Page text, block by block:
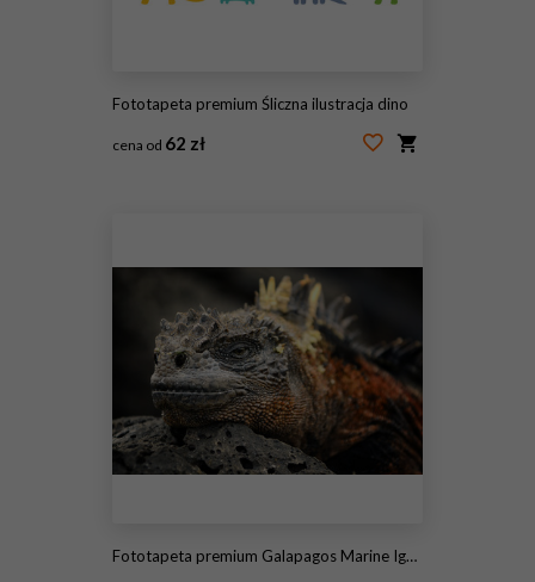
Fototapeta premium Śliczna ilustracja dino
cena od 62 zł
Fototapeta premium Galapagos Marine Iguana